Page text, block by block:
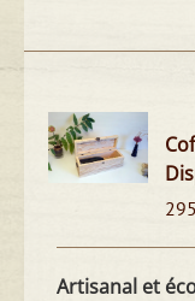
Artisanal et